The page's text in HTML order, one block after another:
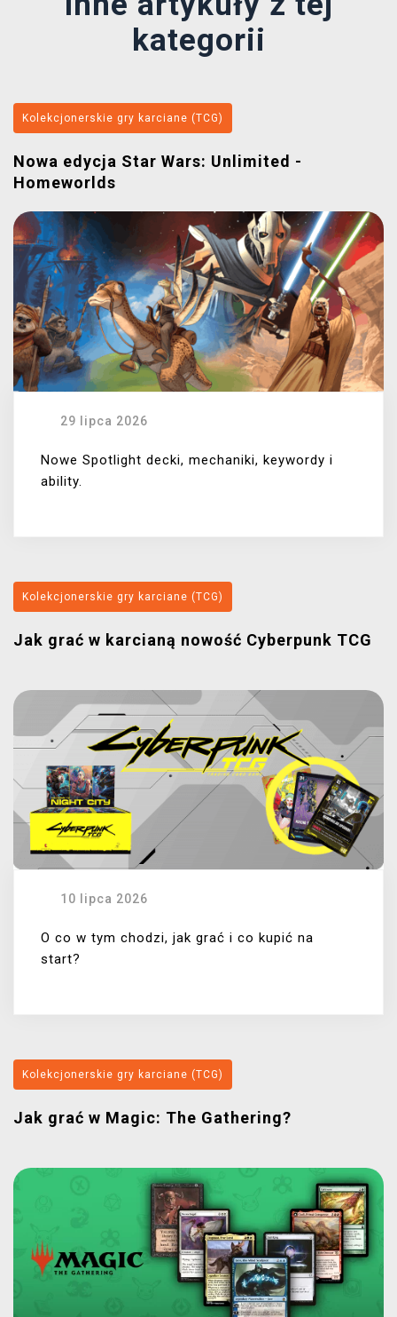
kategorii
Kolekcjonerskie gry karciane (TCG)
Nowa edycja Star Wars: Unlimited -
Homeworlds
29 lipca 2026
Nowe Spotlight decki, mechaniki, keywordy i
ability.
Kolekcjonerskie gry karciane (TCG)
Jak grać w karcianą nowość Cyberpunk TCG
10 lipca 2026
O co w tym chodzi, jak grać i co kupić na
start?
Kolekcjonerskie gry karciane (TCG)
Jak grać w Magic: The Gathering?